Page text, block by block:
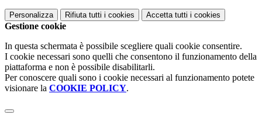
Personalizza Rifiuta tutti i cookies Accetta tutti i cookies
Gestione cookie
In questa schermata è possibile scegliere quali cookie consentire.
I cookie necessari sono quelli che consentono il funzionamento della
piattaforma e non è possibile disabilitarli.
Per conoscere quali sono i cookie necessari al funzionamento potete
visionare la COOKIE POLICY.